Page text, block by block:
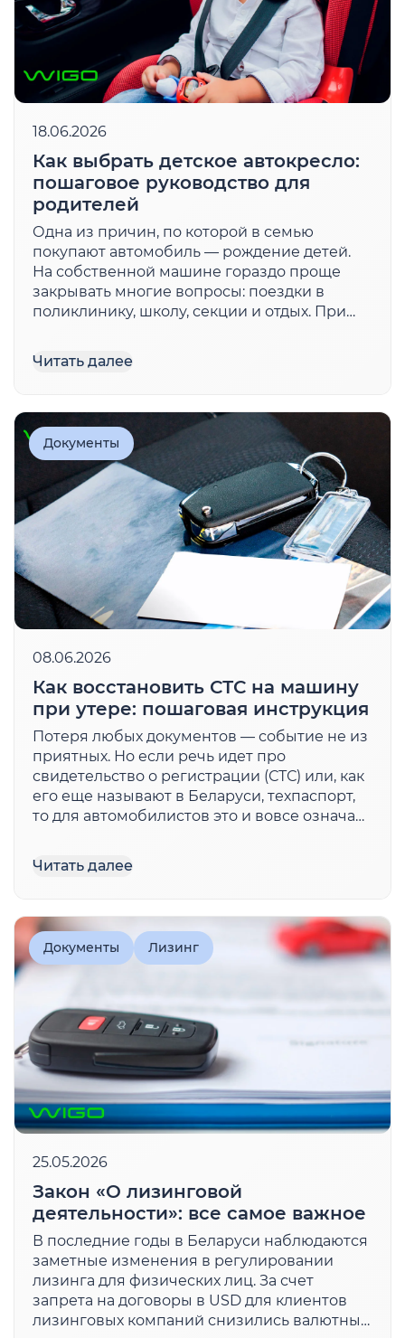
18.06.2026
Как выбрать детское автокресло:
пошаговое руководство для
родителей
Одна из причин, по которой в семью
покупают автомобиль — рождение детей.
На собственной машине гораздо проще
закрывать многие вопросы: поездки в
поликлинику, школу, секции и отдых. При
ребенка. Сажать его в обычное кресло или
возить на руках нельзя, в том числе, по ПДД
Читать далее
Документы
08.06.2026
Как восстановить СТС на машину
при утере: пошаговая инструкция
Потеря любых документов — событие не из
приятных. Но если речь идет про
свидетельство о регистрации (СТС) или, как
его еще называют в Беларуси, техпаспорт,
то для автомобилистов это и вовсе означает
закону без такого свидетельства нельзя
управлять автомобилем: при первой же
Читать далее
Документы Лизинг
25.05.2026
Закон «О лизинговой
деятельности»: все самое важное
В последние годы в Беларуси наблюдаются
заметные изменения в регулировании
лизинга для физических лиц. За счет
запрета на договоры в USD для клиентов
лизинговых компаний снизились валютные